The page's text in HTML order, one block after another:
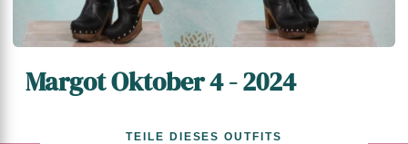
Margot Oktober 4 - 2024
TEILE DIESES OUTFITS